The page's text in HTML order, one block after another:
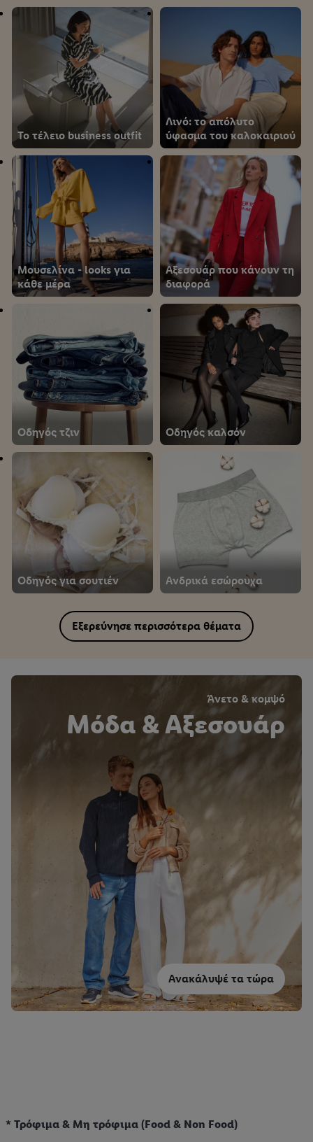
Το τέλειο business outfit
Λινό: το απόλυτο
ύφασμα του καλοκαιριού
Μουσελίνα - looks για
κάθε μέρα
Αξεσουάρ που κάνουν τη
διαφορά
Οδηγός τζιν Οδηγός καλσόν
Οδηγός για σουτιέν Ανδρικά εσώρουχα
Εξερεύνησε περισσότερα θέματα
Άνετο & κομψό
Μόδα & Αξεσουάρ
Ανακάλυψέ τα τώρα
* Τρόφιμα & Μη τρόφιμα (Food & Non Food)